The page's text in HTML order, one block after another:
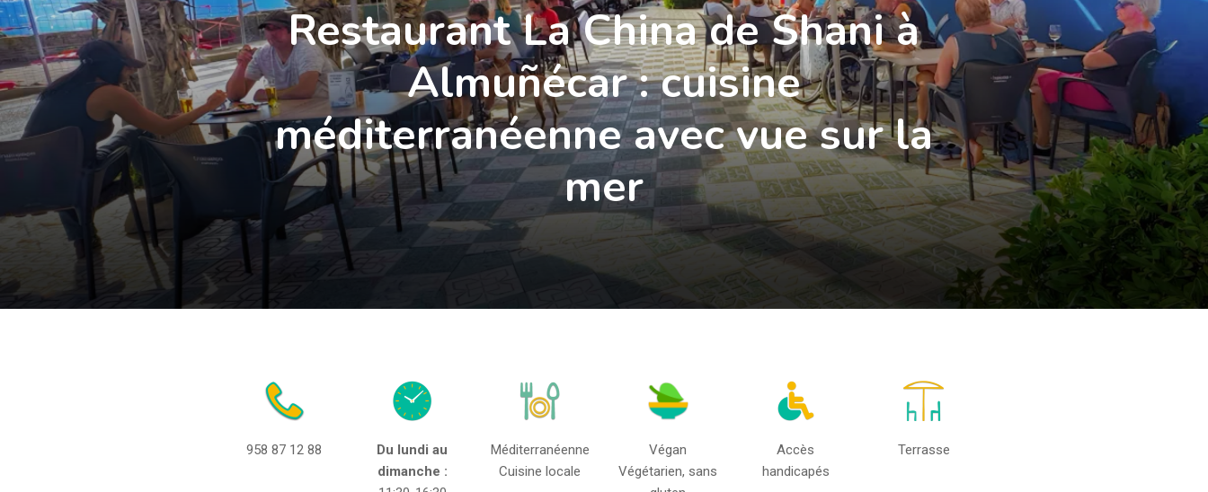
Restaurant La China de Shani à
Almuñécar : cuisine
méditerranéenne avec vue sur la
mer
958 87 12 88
Du lundi au
dimanche :
Méditerranéenne
Cuisine locale
Végan
Végétarien, sans
Accès
handicapés
Terrasse